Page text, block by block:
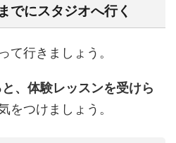
でにスタジオへ行く
て行きましょう。
、体験レッスンを受けら
をつけましょう。